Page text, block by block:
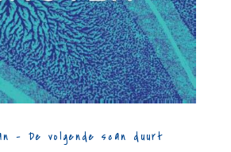
– De volgende scan duurt